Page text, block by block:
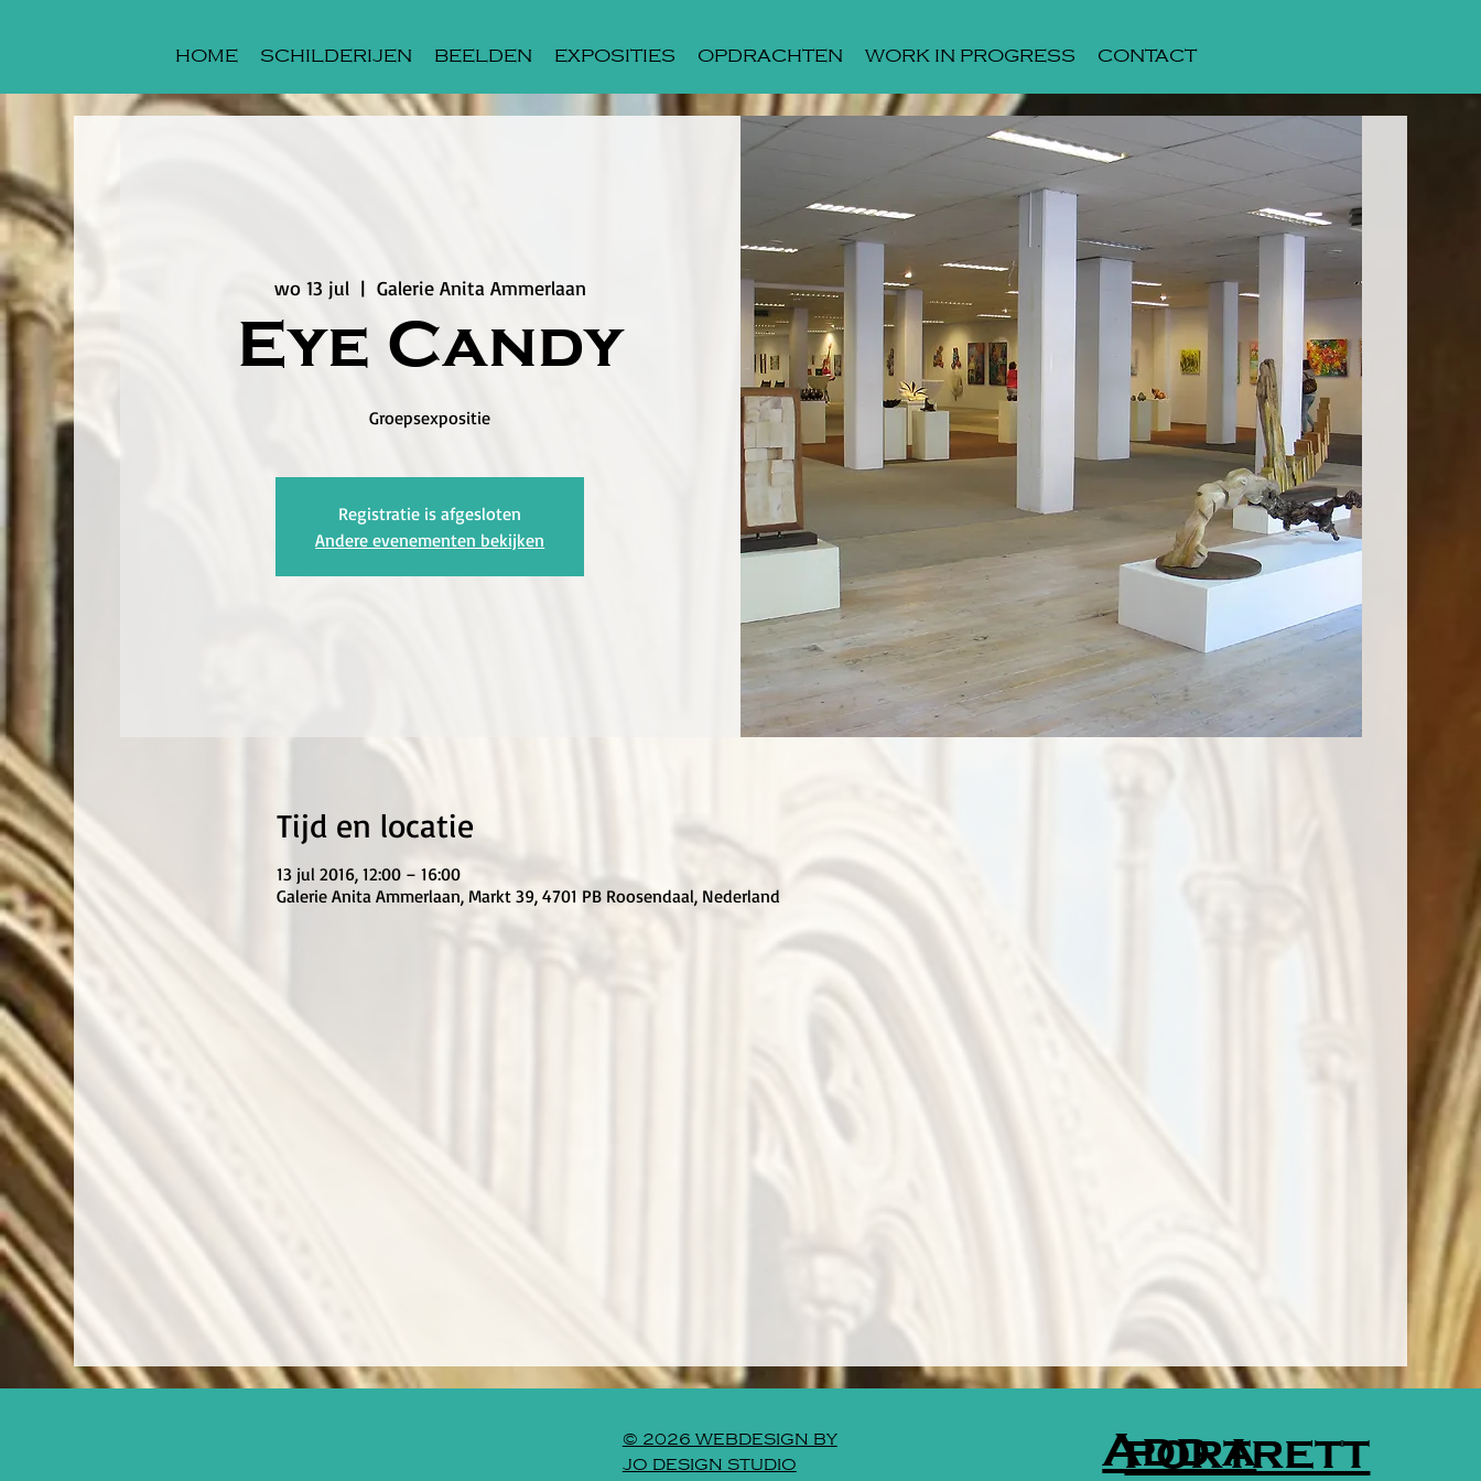
HOME SCHILDERIJEN BEELDEN EXPOSITIES OPDRACHTEN WORK IN PROGRESS CONTACT
wo 13 jul
  |
Galerie Anita Ammerlaan
Eye Candy
Groepsexpositie
Registratie is afgesloten
Andere evenementen bekijken
Tijd en locatie
13 jul 2016, 12:00 – 16:00
Galerie Anita Ammerlaan, Markt 39, 4701 PB Roosendaal, Nederland
© 2026 WEBDESIGN BY
JO DESIGN STUDIO
Add a
portrett